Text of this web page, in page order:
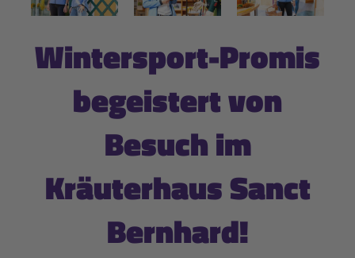
Wintersport-Promis
begeistert von
Besuch im
Kräuterhaus Sanct
Bernhard!